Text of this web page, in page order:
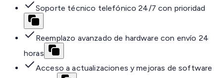
Soporte técnico telefónico 24/7 con prioridad
Reemplazo avanzado de hardware con envío 24
horas
Acceso a actualizaciones y mejoras de software